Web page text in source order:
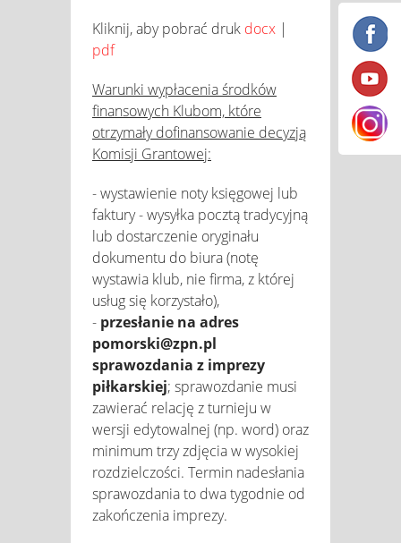
Kliknij, aby pobrać druk docx |
pdf
Warunki wypłacenia środków
finansowych Klubom, które
otrzymały dofinansowanie decyzją
Komisji Grantowej:
- wystawienie noty księgowej lub
faktury - wysyłka pocztą tradycyjną
lub dostarczenie oryginału
dokumentu do biura (notę
wystawia klub, nie firma, z której
usług się korzystało),
- przesłanie na adres
pomorski@zpn.pl
sprawozdania z imprezy
piłkarskiej; sprawozdanie musi
zawierać relację z turnieju w
wersji edytowalnej (np. word) oraz
minimum trzy zdjęcia w wysokiej
rozdzielczości. Termin nadesłania
sprawozdania to dwa tygodnie od
zakończenia imprezy.